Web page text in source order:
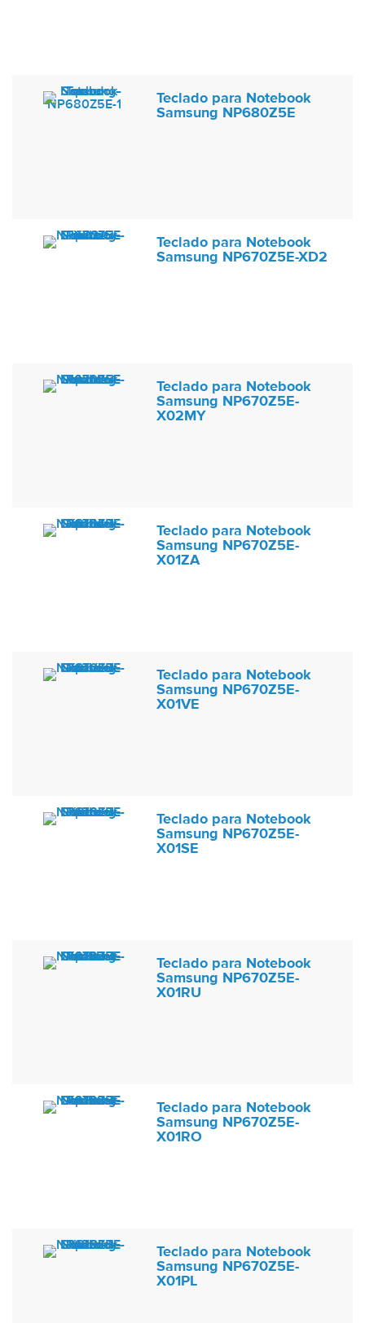
Teclado para Notebook
Samsung NP680Z5E
Teclado para Notebook
Samsung NP670Z5E-XD2
Teclado para Notebook
Samsung NP670Z5E-
X02MY
Teclado para Notebook
Samsung NP670Z5E-
X01ZA
Teclado para Notebook
Samsung NP670Z5E-
X01VE
Teclado para Notebook
Samsung NP670Z5E-
X01SE
Teclado para Notebook
Samsung NP670Z5E-
X01RU
Teclado para Notebook
Samsung NP670Z5E-
X01RO
Teclado para Notebook
Samsung NP670Z5E-
X01PL